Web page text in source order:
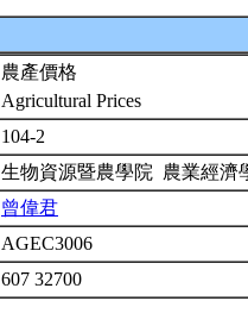
農產價格
Agricultural Prices
104-2
生物資源暨農學院 農業經
曾偉君
AGEC3006
607 32700